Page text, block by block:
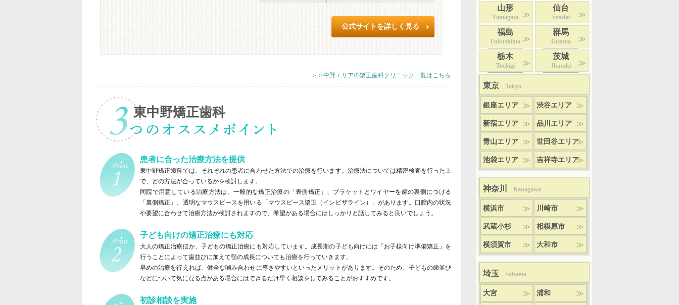
公式サイトを詳しく見る
＞＞中野エリアの矯正歯科クリニック一覧はこちら
東中野矯正歯科
患者に合った治療方法を提供
東中野矯正歯科では、それぞれの患者に合わせた方法での治療を行います。治療法については精密検査を行った上
で、どの方法が合っているかを検討します。
同院で用意している治療方法は、一般的な矯正治療の「表側矯正」、ブラケットとワイヤーを歯の裏側につける
「裏側矯正」、透明なマウスピースを用いる「マウスピース矯正（インビザライン）」があります。口腔内の状況
や要望に合わせて治療方法が検討されますので、希望がある場合にはしっかりと話してみると良いでしょう。
子ども向けの矯正治療にも対応
大人の矯正治療ほか、子どもの矯正治療にも対応しています。成長期の子ども向けには「お子様向け準備矯正」を
行うことによって歯並びに加えて顎の成長についても治療を行っていきます。
早めの治療を行えれば、健全な噛み合わせに導きやすいといったメリットがあります。そのため、子どもの歯並び
などについて気になる点がある場合にはできるだけ早く相談をしてみることがおすすめです。
初診相談を実施
山形
Yamagata
仙台
Sendai
福島
Fukushima
群馬
Gunma
栃木
Tochigi
茨城
Ibaraki
東京 Tokyo
銀座エリア 渋谷エリア
新宿エリア 品川エリア
青山エリア 世田谷エリア
池袋エリア 吉祥寺エリア
神奈川 Kanagawa
横浜市 川崎市
武蔵小杉 相模原市
横須賀市 大和市
埼玉 Saitama
大宮 浦和